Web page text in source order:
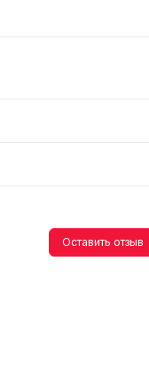
Оставить отзыв